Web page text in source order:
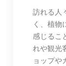
訪れる人
く、植物
感じるこ
れや観光
ョップや